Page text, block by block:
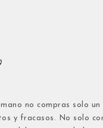
no compras solo
y fracasos. No solo